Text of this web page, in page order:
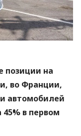
позиции на
во Франции,
автомобилей
в первом